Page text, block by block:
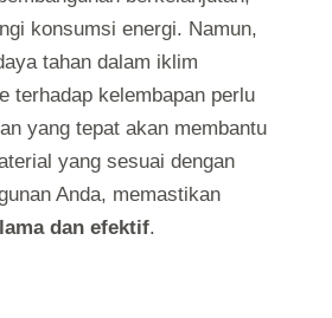
konsumsi energi. Namun,
tahan dalam iklim
terhadap kelembapan perlu
yang tepat akan membantu
yang sesuai dengan
Anda, memastikan
dan efektif.